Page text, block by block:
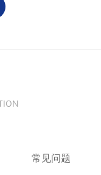
常见问题